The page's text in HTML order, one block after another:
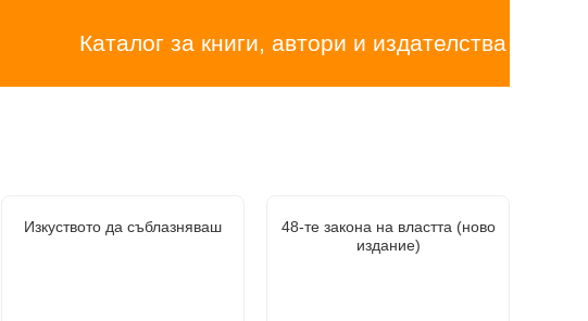
Каталог за книги, автори и издателства
Изкуството да съблазняваш
48-те закона на властта (ново
издание)